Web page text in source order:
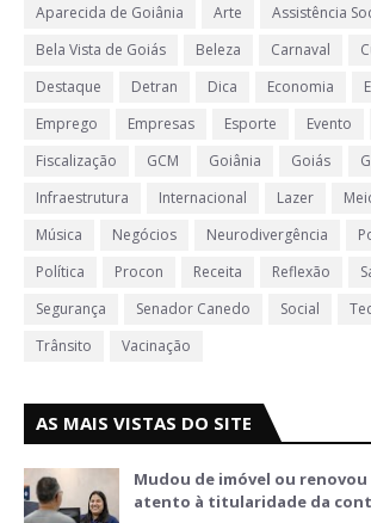
Aparecida de Goiânia
Arte
Assistência
Bela Vista de Goiás
Beleza Carnaval
Destaque
Detran Dica Economia
Emprego
Empresas Esporte Evento
Fiscalização
GCM Goiânia Goiás
Infraestrutura
Internacional Lazer
Música
Negócios Neurodivergência
Política
Procon Receita Reflexão
Segurança
Senador Canedo Social
Trânsito
Vacinação
AS MAIS VISTAS DO SITE
Mudou de imóvel ou
atento à titularidade da